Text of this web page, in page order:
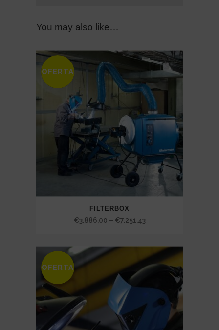
You may also like…
SALE
OFERTA
FILTERBOX
€3.886,00 – €7.251,43Price
€3.886,00
through
€7.251,43
SALE
OFERTA